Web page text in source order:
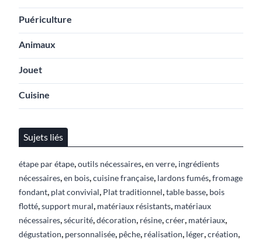
Puériculture
Animaux
Jouet
Cuisine
Sujets liés
étape par étape,outils nécessaires,en verre, ingrédients
nécessaires,en bois,cuisine française, lardons fumés,fromage
fondant, plat convivial, Plat traditionnel,table basse, bois
flotté,support mural, matériaux résistants, matériaux
nécessaires,sécurité,décoration, résine,créer, matériaux,
dégustation, personnalisée, pêche, réalisation, léger,création,